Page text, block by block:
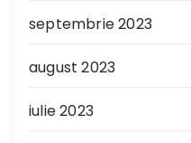
septembrie 2023
august 2023
iulie 2023